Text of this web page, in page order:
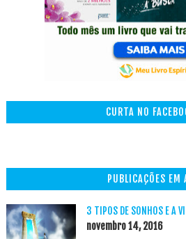
CURTA NO
PUBLICAÇÕES EM
3 TIPOS DE SONHOS E A
novembro 14, 2016